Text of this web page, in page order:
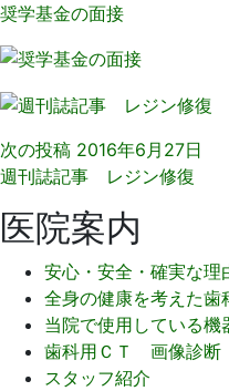
奨学基金の面接
次の投稿 2016年6月27日
週刊誌記事 レジン修復
医院案内
安心・安全・確実な理
全身の健康を考えた歯
当院で使用している機
歯科用ＣＴ 画像診断
スタッフ紹介